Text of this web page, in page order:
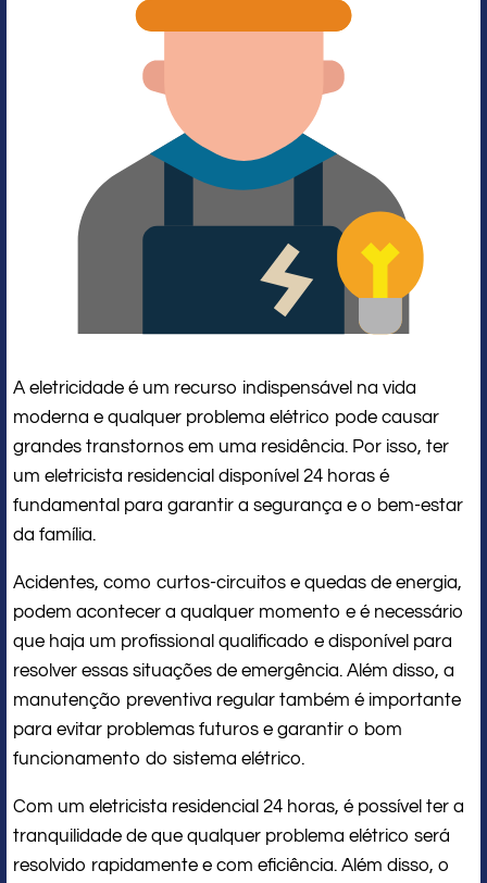
A eletricidade é um recurso indispensável na vida
moderna e qualquer problema elétrico pode causar
grandes transtornos em uma residência. Por isso, ter
um eletricista residencial disponível 24 horas é
fundamental para garantir a segurança e o bem-estar
da família.
Acidentes, como curtos-circuitos e quedas de energia,
podem acontecer a qualquer momento e é necessário
que haja um profissional qualificado e disponível para
resolver essas situações de emergência. Além disso, a
manutenção preventiva regular também é importante
para evitar problemas futuros e garantir o bom
funcionamento do sistema elétrico.
Com um eletricista residencial 24 horas, é possível ter a
tranquilidade de que qualquer problema elétrico será
resolvido rapidamente e com eficiência. Além disso, o